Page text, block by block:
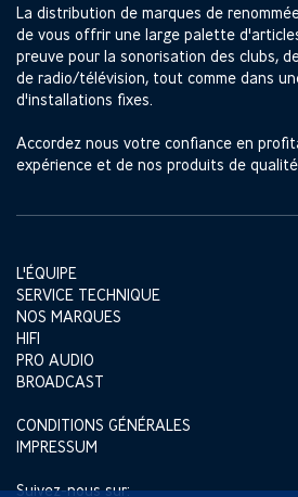
La distribution de marques de
de vous offrir une large palette
preuve pour la sonorisation des clubs,
de radio/télévision, tout comme dans
d'installations fixes.
Accordez nous votre confiance en
expérience et de nos produits de qualité
L'ÉQUIPE
SERVICE TECHNIQUE
NOS MARQUES
HIFI
PRO AUDIO
BROADCAST
CONDITIONS GÉNÉRALES
IMPRESSUM
Suivez-nous sur: